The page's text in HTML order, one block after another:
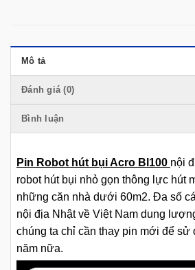
Mô tả
Đánh giá (0)
Bình luận
Pin Robot hút bụi Acro Bl100 nội
robot hút bụi nhỏ gọn thông lực hút
những căn nhà dưới 60m2. Đa số
nội địa Nhật về Việt Nam dung
chúng ta chỉ cần thay pin mới để sử
năm nữa.